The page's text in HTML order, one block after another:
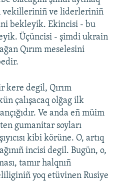
vekilleriniñ ve liderleriniñ
bekleyik. Ekincisi - bu
Üçüncisi - şimdi ukrain
Qırım meselesini
kere degil, Qırım
çalışacaq olğag ilk
Ve anda eñ müim
gumanitar soyları
kibi körüne. O, artıq
incisi degil. Bugün, o,
tamır halqnıñ
yoq etüvinen Rusiye